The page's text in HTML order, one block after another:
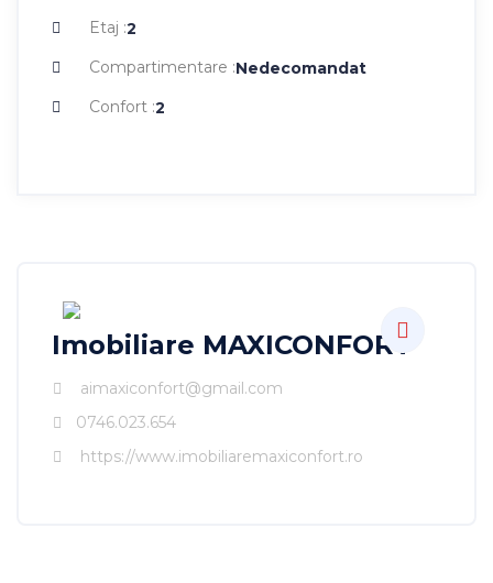
Etaj :2
Compartimentare :Nedecomandat
Confort :2
Imobiliare MAXICONFORT
aimaxiconfort@gmail.com
0746.023.654
https://www.imobiliaremaxiconfort.ro